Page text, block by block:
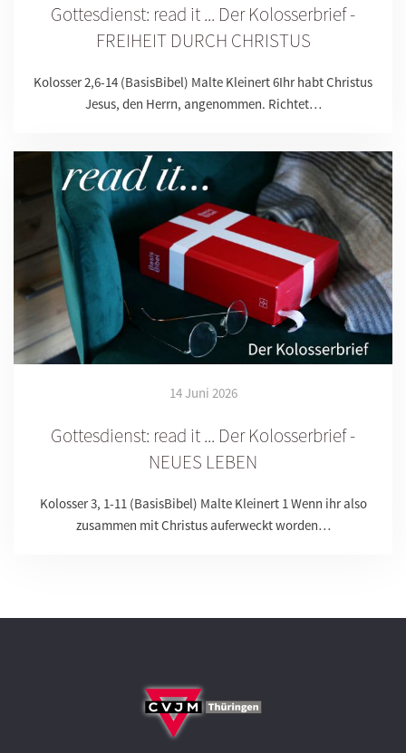
Gottesdienst: read it ... Der Kolosserbrief -
FREIHEIT DURCH CHRISTUS
Kolosser 2,6-14 (BasisBibel) Malte Kleinert 6Ihr habt Christus
Jesus, den Herrn, angenommen. Richtet…
14 Juni 2026
Gottesdienst: read it ... Der Kolosserbrief -
NEUES LEBEN
Kolosser 3, 1-11 (BasisBibel) Malte Kleinert 1 Wenn ihr also
zusammen mit Christus auferweckt worden…